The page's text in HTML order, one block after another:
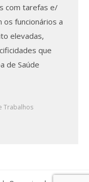
(oferta/
com tarefas e/
funcionários a
elevadas,
que
de Saúde
Trabalhos